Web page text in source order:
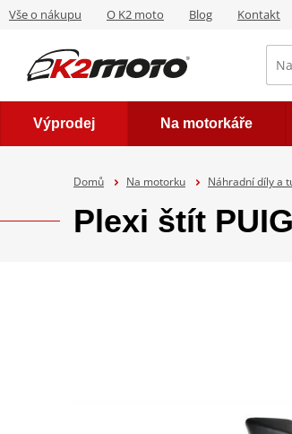
Vše o nákupu O K2 moto Blog Kontakt
Výprodej Na motorkáře
Domů Na motorku Náhradní díly a
Plexi štít